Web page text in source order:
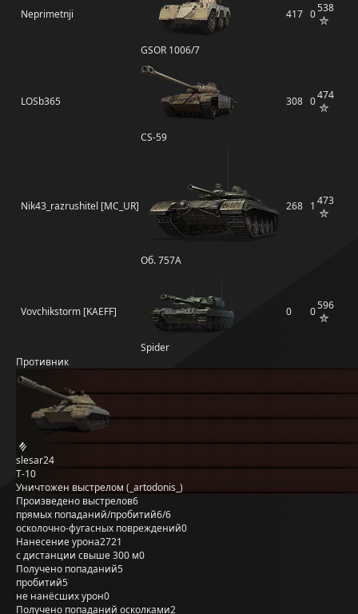
Neprimetnji
GSOR 1006/7
417 0538
LOSb365
CS-59
308 0474
Nik43_razrushitel [MC_UR]
Об. 757А
268 1 473
Vovchikstorm [KAEFF]
Spider
0 0596
Противник
slesar24
Т-10
Уничтожен выстрелом (_artodonis_)
Произведено выстрелов6
прямых попаданий/пробитий6/6
осколочно-фугасных повреждений0
Нанесение урона2721
с дистанции свыше 300 м0
Получено попаданий5
пробитий5
не нанёсших урон0
Получено попаданий осколками2